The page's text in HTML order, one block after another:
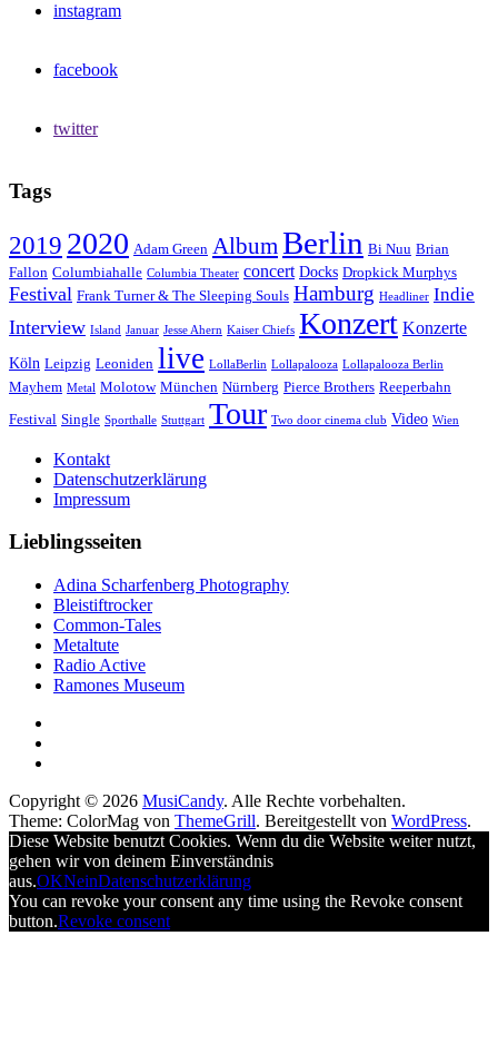
instagram
facebook
twitter
Tags
2019 2020 Adam Green Album Berlin Bi Nuu Brian
Fallon Columbiahalle Columbia Theater concert Docks Dropkick Murphys
Festival Frank Turner & The Sleeping Souls Hamburg Headliner Indie
Interview Island Januar Jesse Ahern Kaiser Chiefs Konzert Konzerte
Köln Leipzig Leoniden live LollaBerlin Lollapalooza Lollapalooza Berlin
Mayhem Metal Molotow München Nürnberg Pierce Brothers Reeperbahn
Festival Single Sporthalle Stuttgart Tour Two door cinema club Video Wien
Kontakt
Datenschutzerklärung
Impressum
Lieblingsseiten
Adina Scharfenberg Photography
Bleistiftrocker
Common-Tales
Metaltute
Radio Active
Ramones Museum
Copyright © 2026 MusiCandy. Alle Rechte vorbehalten.
Theme: ColorMag von ThemeGrill. Bereitgestellt von WordPress.
Diese Website benutzt Cookies. Wenn du die Website weiter nutzt,
gehen wir von deinem Einverständnis
aus.OKNeinDatenschutzerklärung
You can revoke your consent any time using the Revoke consent
button.Revoke consent